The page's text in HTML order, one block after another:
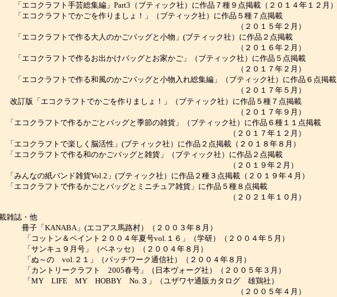
エコクラフト手芸総集編」Part3（ブティック社）に作品７種９点掲載（２０１４年１２月）
エコクラフトでかごを作りましょ！」（ブティック社）に作品５種７点掲載
２０１５年２月）
エコクラフトで作る大人のかごバッグと小物」(ブティック社）に作品２点掲載
２０１６年２月）
エコクラフトで作るお出かけバッグとお家かご」（ブティック社）に作品５点掲載
２０１７年２月）
エコクラフトで作る和風のかごバッグと小物入れ総集編」（ブティック社）に作品６点掲載
２０１７年５月）
改訂版「エコクラフトでかごを作りましょ！」（ブティック社）に作品５種７点掲載
２０１７年９月）
「 エコクラフトで作るかごとバッグと季節の雑貨」（ブティック社）に作品６種１１点掲載
２０１７年１２月）
エコクラフトで楽しく脳活性」(ブティック社）に作品２点掲載（２０１８年８月）
エコクラフトで作る和のかごバッグと雑貨」（ブティック社）に作品２点掲載
２０１９年２月）
みんなの紙バンド雑貨Vol.2」(ブティック社）に作品２種３点掲載（２０１９年４月）
エコクラフトで作るかごとバッグとミニチュア雑貨」に作品５種８点掲載
２０２１年１０月）
雑誌・他
子「KANABA」(エコアス馬路村）（２００３年８月）
コットン＆ペイント２００４年夏号vol.１６」（学研）（２００４年５月）
サンキュ９月号」（ベネッセ）（２００４年８月）
ぬ～の vol.２１」（パッチワーク通信社）（２００４年８月）
カントリークラフト 2005春号」（日本ヴォーグ社）（２００５年３月）
MY LIFE MY HOBBY No.３」（ユザワヤ通販カタログ 雄鶏社）
２００５年４月）